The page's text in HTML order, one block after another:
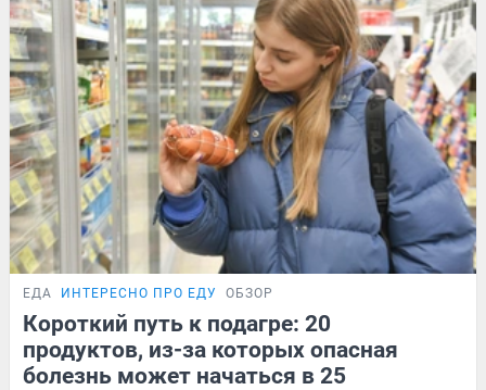
ЕДА ИНТЕРЕСНО ПРО ЕДУ ОБЗОР
Короткий путь к подагре: 20
продуктов, из-за которых опасная
болезнь может начаться в 25